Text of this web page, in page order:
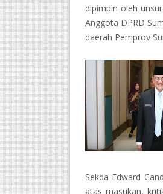
dipimpin oleh
Anggota DPRD
daerah Pemprov
Sekda Edward
atas masukan,